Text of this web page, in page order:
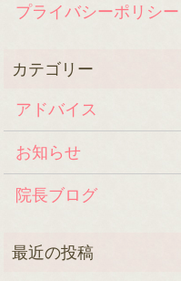
プライバシーポリシー
アドバイス
お知らせ
院長ブログ